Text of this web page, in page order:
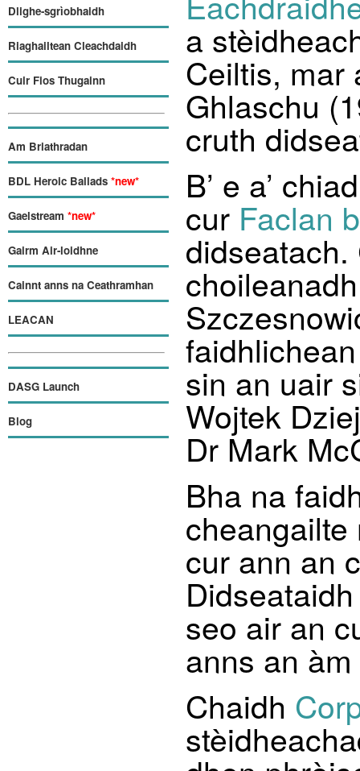
Dlighe-sgrìobhaidh
Riaghailtean Cleachdaidh
Cuir Fios Thugainn
Am Briathradan
BDL Heroic Ballads *new*
Gaelstream *new*
Gairm Air-loidhne
Cainnt anns na Ceathramhan
LEACAN
DASG Launch
Blog
a
Ceiltis, mar
Ghlaschu
cruth
B’ e a’
cur Faclan
sin an uair
Wojtek
Dr Mark
Bha na
cur ann an
seo air an
anns an
Chaidh